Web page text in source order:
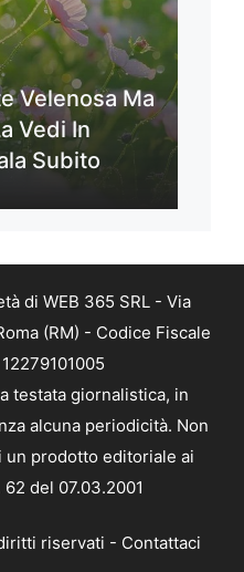
Velenosa Ma
Vedi In
Subito
di WEB 365 SRL - Via
(RM) - Codice Fiscale
testata giornalistica, in
alcuna periodicità. Non
prodotto editoriale ai
del 07.03.2001
riservati - Contattaci